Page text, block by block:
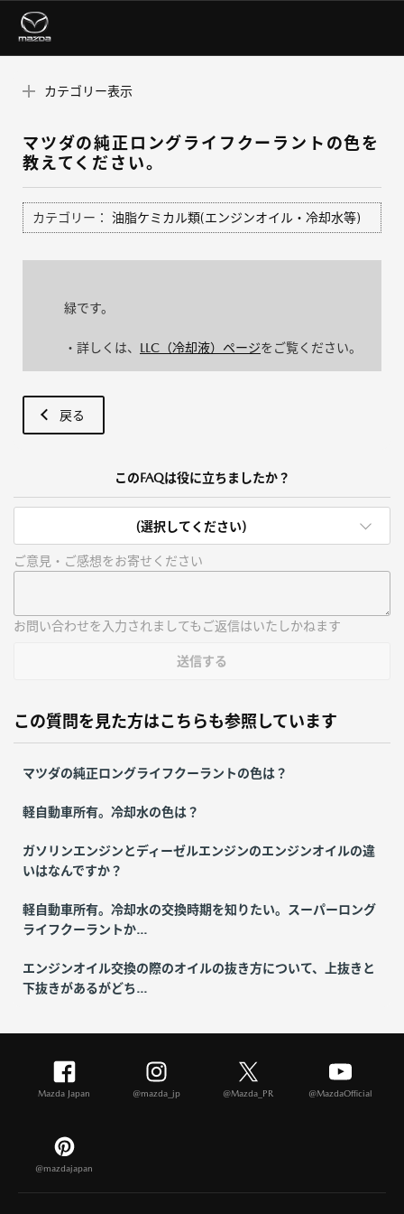
カテゴリー表示
マツダの純正ロングライフクーラントの色を
教えてください。
カテゴリー： 油脂ケミカル類(エンジンオイル・冷却水等)
緑です。
・詳しくは、 LLC（冷却液）ページをご覧ください。
戻る
このFAQは役に立ちましたか？
(選択してください)
ご意見・ご感想をお寄せください
お問い合わせを入力されましてもご返信はいたしかねます
送信する
この質問を見た方はこちらも参照しています
マツダの純正ロングライフクーラントの色は？
軽自動車所有。冷却水の色は？
ガソリンエンジンとディーゼルエンジンのエンジンオイルの違
いはなんですか？
軽自動車所有。冷却水の交換時期を知りたい。スーパーロング
ライフクーラントか...
エンジンオイル交換の際のオイルの抜き方について、上抜きと
下抜きがあるがどち...
Mazda Japan @mazda_jp @Mazda_PR @MazdaOfficial
@mazdajapan